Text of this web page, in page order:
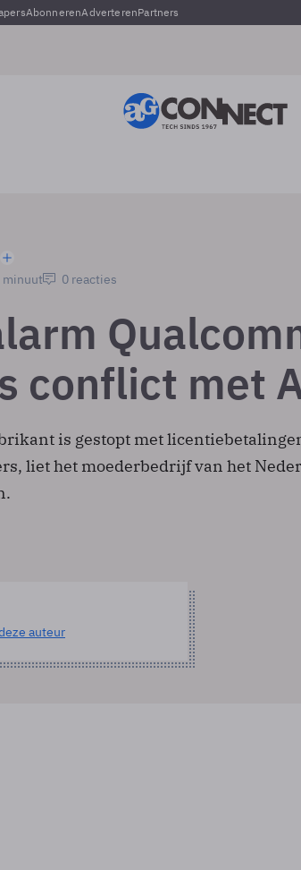
AbonnerenAdverterenPartners
0 reacties
conflict met
is gestopt met
liet het moederbedrijf van het
auteur